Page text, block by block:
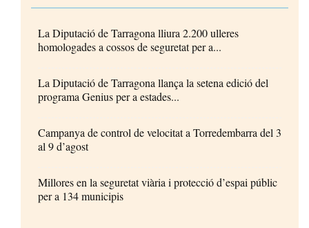
La Diputació de Tarragona lliura 2.200 ulleres
homologades a cossos de seguretat per a...
La Diputació de Tarragona llança la setena edició del
programa Genius per a estades...
Campanya de control de velocitat a Torredembarra del 3
al 9 d’agost
Millores en la seguretat viària i protecció d’espai públic
per a 134 municipis